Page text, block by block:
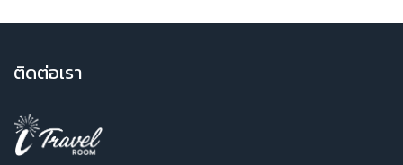
ติดต่อเรา